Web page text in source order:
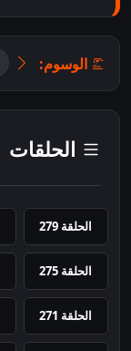
الوسوم:
الحلقات
الحلقة 279
الحلقة 275
الحلقة 271